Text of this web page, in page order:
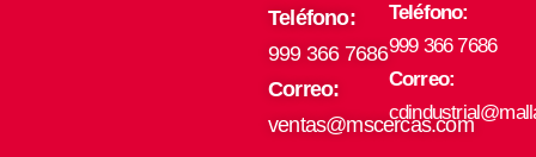
Teléfono:
999 366 7686
Correo:
ventas@mscercas.com
Teléfono:
999 366 7686
Correo: